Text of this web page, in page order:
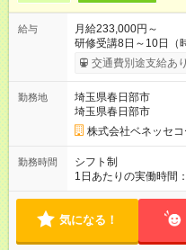
給与
月給233,000円～
研修受講8日～10日（時給1290円） 【
試用期間の長さ：6ヶ
交通費別途支給あり
勤務地
埼玉県春日部市
埼玉県春日部市
株式会社ベネッセ
勤務時間
シフト制
1日あたりの実働時間
（土日祝休み） ■勤務時間 8:30～17:30（うち休憩１時間）の実
務作業は帰宅後の好きな時間でOK！
気になる！